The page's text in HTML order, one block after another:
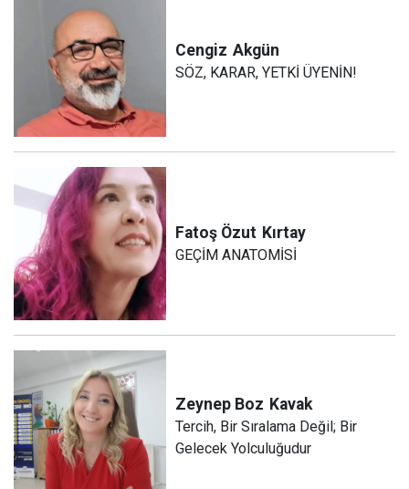
Cengiz Akgün
SÖZ, KARAR, YETKİ ÜYENİN!
Fatoş Özut Kırtay
GEÇİM ANATOMİSİ
Zeynep Boz Kavak
Tercih, Bir Sıralama Değil; Bir
Gelecek Yolculuğudur